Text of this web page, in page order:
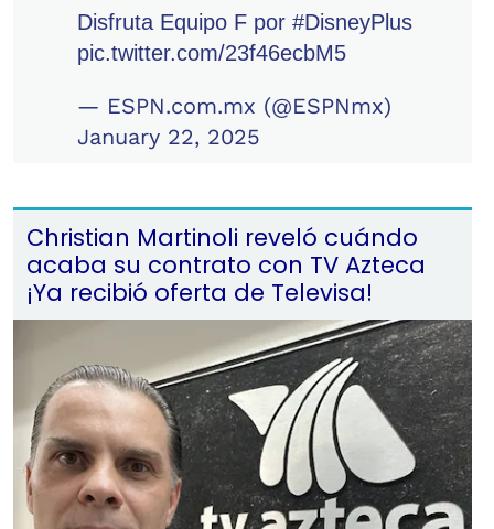
Disfruta Equipo F por #DisneyPlus
pic.twitter.com/23f46ecbM5
— ESPN.com.mx (@ESPNmx)
January 22, 2025
Christian Martinoli reveló cuándo
acaba su contrato con TV Azteca
¡Ya recibió oferta de Televisa!